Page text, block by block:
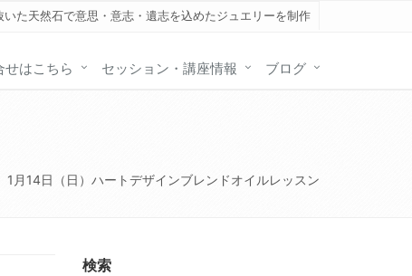
いた天然石で意思・意志・遺志を込めたジュエリーを制作
せはこちら セッション・講座情報 ブログ
1月14日（日）ハートデザインブレンドオイルレッスン
検索